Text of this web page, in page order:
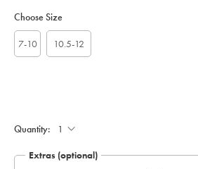
Actions
cart
Choose Size
7-10 10.5-12
Quantity:
Extras (optional)